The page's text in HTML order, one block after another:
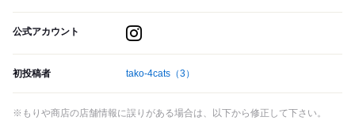
公式アカウント
初投稿者 tako-4cats （3）
※もりや商店の店舗情報に誤りがある場合は、以下から修正して下さい。